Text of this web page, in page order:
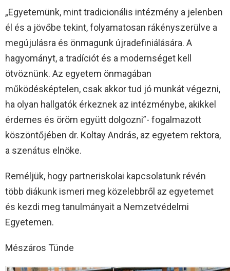
„Egyetemünk, mint tradicionális intézmény a jelenben
él és a jövőbe tekint, folyamatosan rákényszerülve a
megújulásra és önmagunk újradefiniálására. A
hagyományt, a tradíciót és a modernséget kell
ötvöznünk. Az egyetem önmagában
működésképtelen, csak akkor tud jó munkát végezni,
ha olyan hallgatók érkeznek az intézménybe, akikkel
érdemes és öröm együtt dolgozni”- fogalmazott
köszöntőjében dr. Koltay András, az egyetem rektora,
a szenátus elnöke.
Reméljük, hogy partneriskolai kapcsolatunk révén
több diákunk ismeri meg közelebbről az egyetemet
és kezdi meg tanulmányait a Nemzetvédelmi
Egyetemen.
Mészáros Tünde